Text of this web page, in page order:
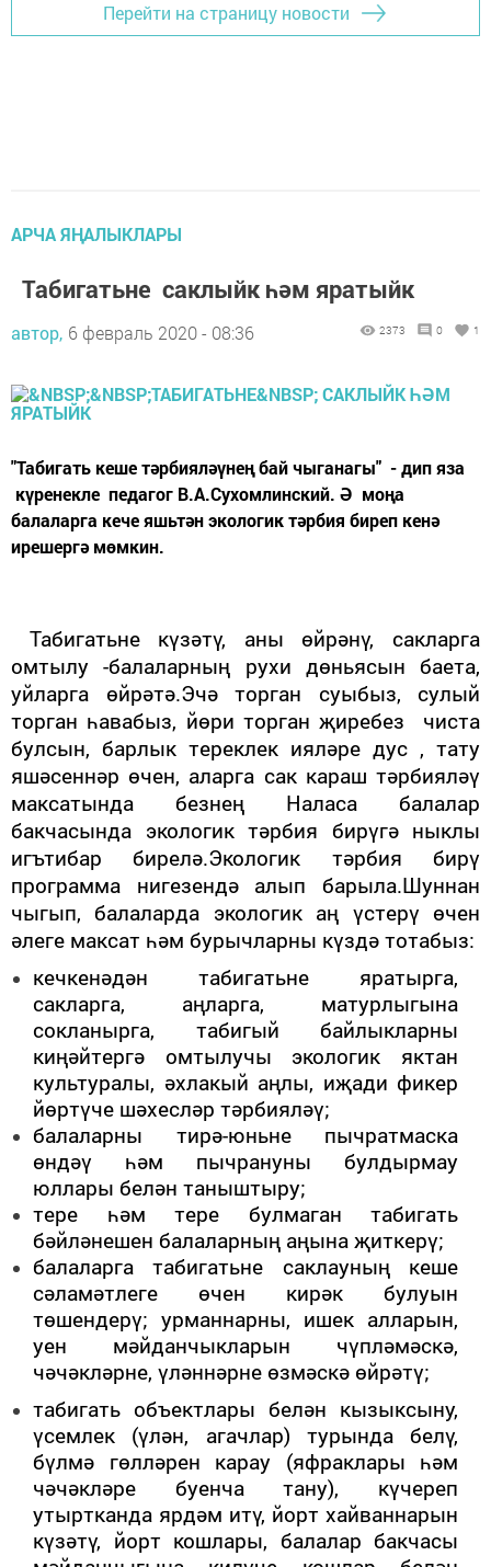
Перейти на страницу новости
АРЧА ЯҢАЛЫКЛАРЫ
Табигатьне саклыйк һәм яратыйк
автор, 6 февраль 2020 - 08:36 2373 0 1
"Табигать кеше тәрбияләүнең бай чыганагы" - дип яза
күренекле педагог В.А.Сухомлинский. Ә моңа
балаларга кече яшьтән экологик тәрбия биреп кенә
ирешергә мөмкин.
Табигатьне күзәтү, аны өйрәнү, сакларга
омтылу -балаларның рухи дөньясын баета,
уйларга өйрәтә.Эчә торган суыбыз, сулый
торган һавабыз, йөри торган җиребез чиста
булсын, барлык тереклек ияләре дус , тату
яшәсеннәр өчен, аларга сак караш тәрбияләү
максатында безнең Наласа балалар
бакчасында экологик тәрбия бирүгә ныклы
игътибар бирелә.Экологик тәрбия бирү
программа нигезендә алып барыла.Шуннан
чыгып, балаларда экологик аң үстерү өчен
әлеге максат һәм бурычларны күздә тотабыз:
кечкенәдән табигатьне яратырга,
сакларга, аңларга, матурлыгына
сокланырга, табигый байлыкларны
киңәйтергә омтылучы экологик яктан
культуралы, әхлакый аңлы, иҗади фикер
йөртүче шәхесләр тәрбияләү;
балаларны тирә-юньне пычратмаска
өндәү һәм пычрануны булдырмау
юллары белән таныштыру;
тере һәм тере булмаган табигать
бәйләнешен балаларның аңына җиткерү;
балаларга табигатьне саклауның кеше
сәламәтлеге өчен кирәк булуын
төшендерү; урманнарны, ишек алларын,
уен мәйданчыкларын чүпләмәскә,
чәчәкләрне, үләннәрне өзмәскә өйрәтү;
табигать объектлары белән кызыксыну,
үсемлек (үлән, агачлар) турында белү,
бүлмә гөлләрен карау (яфраклары һәм
чәчәкләре буенча тану), күчереп
утыртканда ярдәм итү, йорт хайваннарын
күзәтү, йорт кошлары, балалар бакчасы